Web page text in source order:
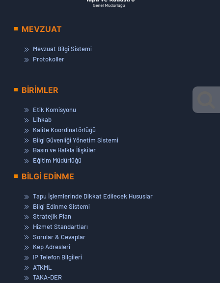
MEVZUAT
Mevzuat Bilgi Sistemi
Protokoller
BİRİMLER
Etik Komisyonu
Lihkab
Kalite Koordinatörlüğü
Bilgi Güvenliği Yönetim Sistemi
Basın ve Halkla İlişkiler
Eğitim Müdürlüğü
BİLGİ EDİNME
Tapu İşlemlerinde Dikkat Edilecek Hususlar
Bilgi Edinme Sistemi
Stratejik Plan
Hizmet Standartları
Sorular & Cevaplar
Kep Adresleri
IP Telefon Bilgileri
ATKML
TAKA-DER